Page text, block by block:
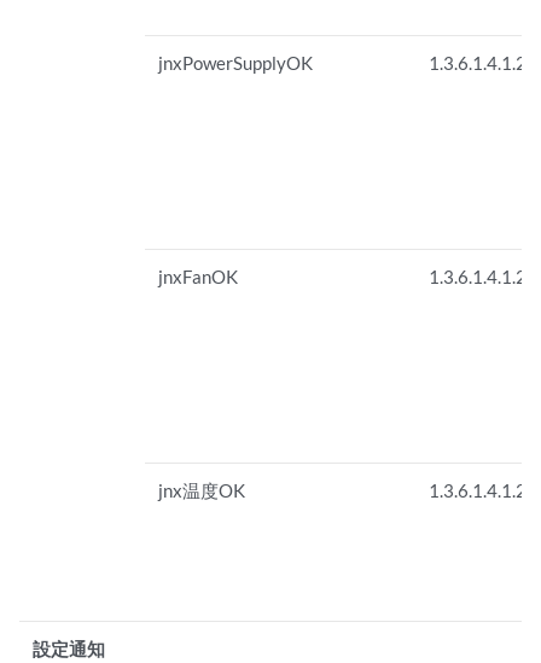
jnxPowerSupplyOK
jnxFanOK
jnx温度OK
設定通知